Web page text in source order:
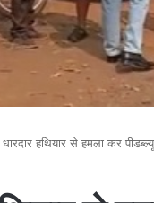
धारदार हथियार से हमला कर